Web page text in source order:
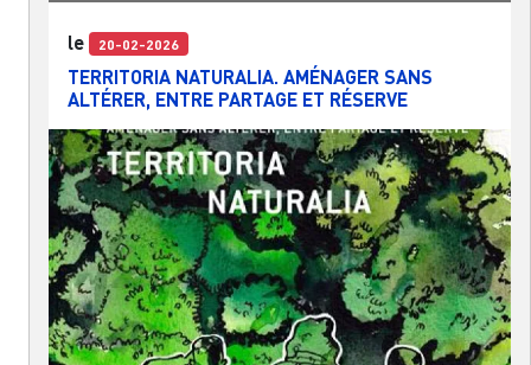
le 20-02-2026
TERRITORIA NATURALIA. AMÉNAGER SANS
ALTÉRER, ENTRE PARTAGE ET RÉSERVE